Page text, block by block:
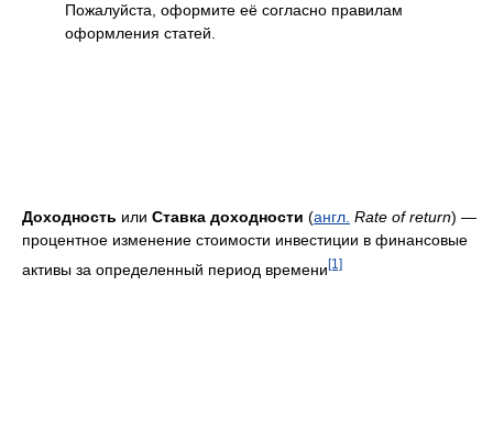
Пожалуйста, оформите её согласно правилам
оформления статей.
Доходность или Ставка доходности (англ. Rate of return) —
процентное изменение стоимости инвестиции в финансовые
активы за определенный период времени[1]